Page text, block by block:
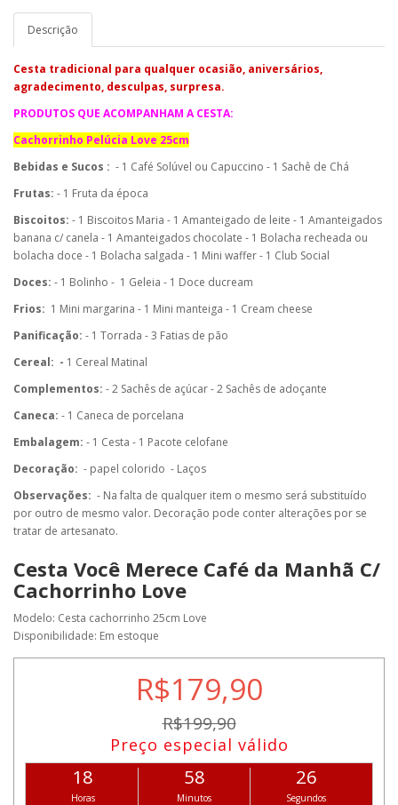
Descrição
Cesta tradicional para qualquer ocasião, aniversários,
agradecimento, desculpas, surpresa.
PRODUTOS QUE ACOMPANHAM A CESTA:
Cachorrinho Pelúcia Love 25cm
Bebidas e Sucos : - 1 Café Solúvel ou Capuccino - 1 Sachê de Chá
Frutas: - 1 Fruta da época
Biscoitos: - 1 Biscoitos Maria - 1 Amanteigado de leite - 1 Amanteigados
banana c/ canela - 1 Amanteigados chocolate - 1 Bolacha recheada ou
bolacha doce - 1 Bolacha salgada - 1 Mini waffer - 1 Club Social
Doces: - 1 Bolinho - 1 Geleia - 1 Doce ducream
Frios: 1 Mini margarina - 1 Mini manteiga - 1 Cream cheese
Panificação: - 1 Torrada - 3 Fatias de pão
Cereal: - 1 Cereal Matinal
Complementos: - 2 Sachês de açúcar - 2 Sachês de adoçante
Caneca: - 1 Caneca de porcelana
Embalagem: - 1 Cesta - 1 Pacote celofane
Decoração: - papel colorido - Laços
Observações: - Na falta de qualquer item o mesmo será substituído
por outro de mesmo valor. Decoração pode conter alterações por se
tratar de artesanato.
Cesta Você Merece Café da Manhã C/
Cachorrinho Love
Modelo: Cesta cachorrinho 25cm Love
Disponibilidade: Em estoque
R$179,90
R$199,90
Preço especial válido
18
Horas
58
Minutos
26
Segundos